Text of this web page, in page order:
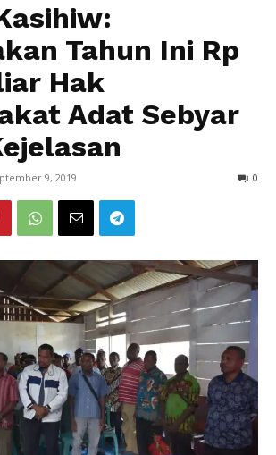
Tahun Ini Rp
Hak
Adat Sebyar
9, 2019 0